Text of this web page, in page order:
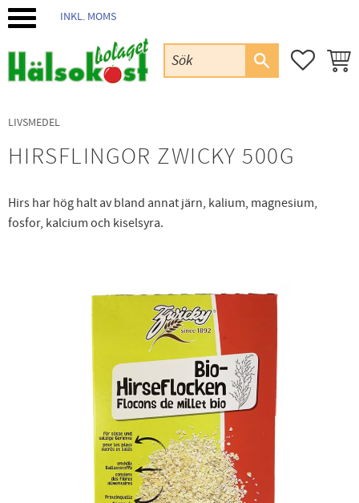
INKL. MOMS
LIVSMEDEL
HIRSFLINGOR ZWICKY 500G
Hirs har hög halt av bland annat järn, kalium, magnesium,
fosfor, kalcium och kiselsyra.